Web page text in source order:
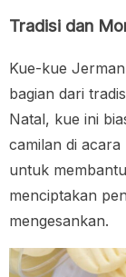
Tradisi dan
Kue-kue
bagian dari
Natal, kue ini
camilan di
untuk
menciptakan
mengesankan.